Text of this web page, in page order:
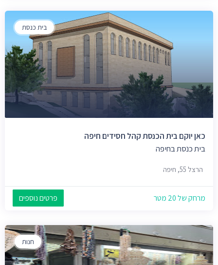
בית כנסת
כאן יוקם בית הכנסת קהל חסידים חיפה
בית כנסת בחיפה
הרצל 55, חיפה
מרחק של 20 מטר פרטים נוספים
חנות